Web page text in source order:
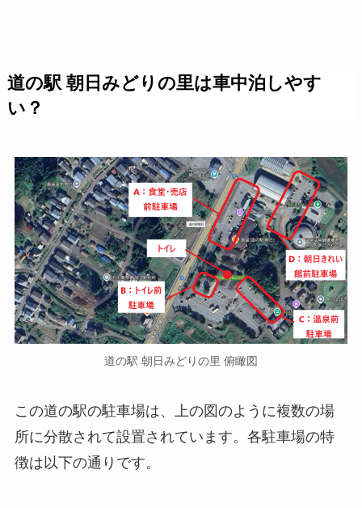
道の駅 朝日みどりの里は車中泊しやす
い？
道の駅 朝日みどりの里 俯瞰図
この道の駅の駐車場は、上の図のように複数の場
所に分散されて設置されています。各駐車場の特
徴は以下の通りです。